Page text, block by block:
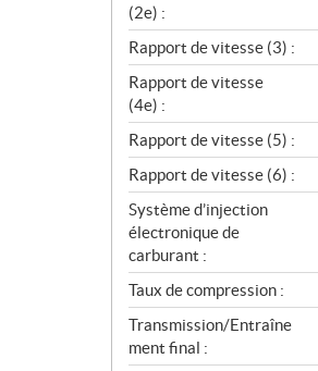
(2e) :
Rapport de vitesse (3) :
Rapport de vitesse
(4e) :
Rapport de vitesse (5) :
Rapport de vitesse (6) :
Système d’injection
électronique de
carburant :
Taux de compression :
Transmission/Entraîne
ment final :